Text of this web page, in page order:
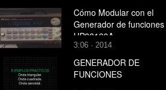
Cómo Modular con el
Generador de funciones
HP33120A
3:06 · 2014
GENERADOR DE
FUNCIONES